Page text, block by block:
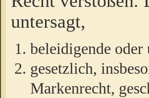
untersagt,
beleidigende
gesetzlich,
Markenrecht,